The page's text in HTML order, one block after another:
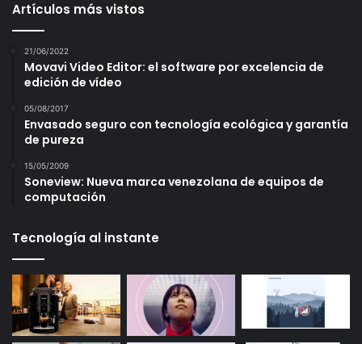
Artículos más vistos
21/06/2022
Movavi Video Editor: el software por excelencia de
edición de vídeo
05/08/2017
Envasado seguro con tecnología ecológica y garantía
de pureza
15/05/2009
Soneview: Nueva marca venezolana de equipos de
computación
Tecnología al instante